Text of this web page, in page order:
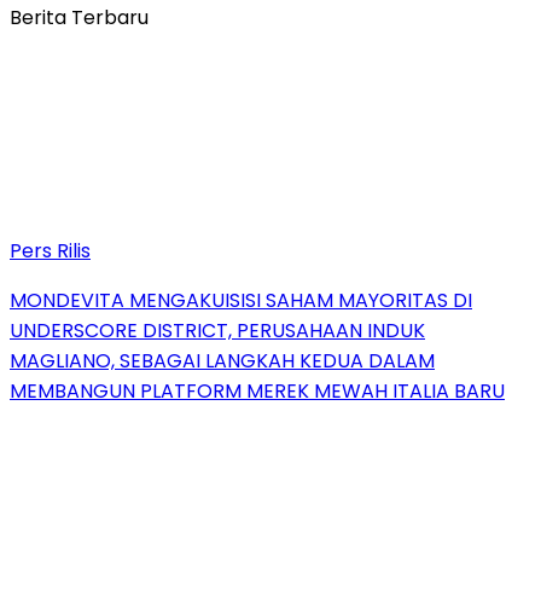
Berita Terbaru
Pers Rilis
MONDEVITA MENGAKUISISI SAHAM MAYORITAS DI
UNDERSCORE DISTRICT, PERUSAHAAN INDUK
MAGLIANO, SEBAGAI LANGKAH KEDUA DALAM
MEMBANGUN PLATFORM MEREK MEWAH ITALIA BARU